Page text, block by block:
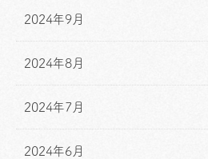
2024年9月
2024年8月
2024年7月
2024年6月